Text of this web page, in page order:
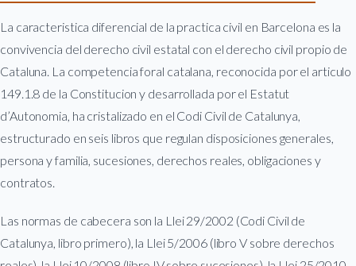
La caracteristica diferencial de la practica civil en Barcelona es la
convivencia del derecho civil estatal con el derecho civil propio de
Cataluna. La competencia foral catalana, reconocida por el articulo
149.1.8 de la Constitucion y desarrollada por el Estatut
d’Autonomia, ha cristalizado en el Codi Civil de Catalunya,
estructurado en seis libros que regulan disposiciones generales,
persona y familia, sucesiones, derechos reales, obligaciones y
contratos.
Las normas de cabecera son la Llei 29/2002 (Codi Civil de
Catalunya, libro primero), la Llei 5/2006 (libro V sobre derechos